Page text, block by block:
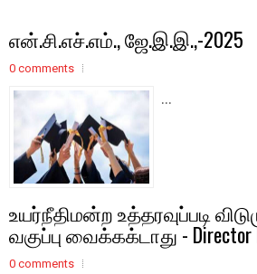
என்.சி.எச்.எம்., ஜே.இ.இ.,-2025
0 comments
...
உயர்நீதிமன்ற உத்தரவுப்படி
வகுப்பு வைக்கக்டாது - Director
0 comments